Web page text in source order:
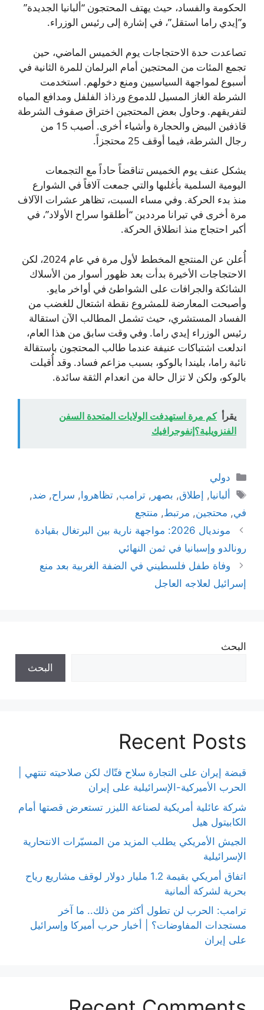
الحكومة والفساد، حيث يهتف المحتجون “ألبانيا الجديدة”
و”إيدي راما استقل”، في إشارة إلى رئيس الوزراء.
تصاعدت حدة الاحتجاجات يوم الخميس الماضي، حين
تجمع المئات من المحتجين أمام البرلمان للمرة الثانية في
أسبوع لمواجهة السياسيين ومنع دخولهم. استخدمت
الشرطة الغاز المسيل للدموع ورذاذ الفلفل ومدافع المياه
لتفريقهم. وحاول بعض المحتجين اختراق صفوف الشرطة
قاذفين البيض والحجارة وأشياء أخرى. أصيب 15 من
رجال الشرطة، فيما أوقف 25 محتجزاً.
يشكل عنف يوم الخميس تناقضاً حاداً مع التجمعات
اليومية السلمية بأغلبها والتي جمعت آلافاً في الشوارع
منذ بدء الحركة. وفي مساء السبت، تظاهر عشرات الآلاف
مرة أخرى في تيرانا مرددين “أطلقوا سراح الأولاد”، في
أكبر احتجاج منذ انطلاق الحركة.
أُعلن عن المنتجع المخطط لأول مرة في عام 2024، لكن
الاحتجاجات الأخيرة بدأت بعد ظهور أسوار من الأسلاك
الشائكة والجرافات على الشواطئ في أواخر مايو.
وأصبحت المعارضة للمشروع نقطة اشتعال للغضب من
الفساد المستشري، حيث تشمل المطالب الآن استقالة
رئيس الوزراء إيدي راما. وفي وقت سابق من هذا العام،
اندلعت اشتباكات عنيفة عندما طالب المحتجون باستقالة
نائبة راما، بليندا بالوكو، بسبب مزاعم فساد. وقد أُقيلت
بالوكو، ولكن لا تزال حالة من انعدام الثقة سائدة.
يقرأ كم مرة استهدفت الولايات المتحدة السفن
الفنزويلية؟إنفوجرافيك
التصنيفات
دولي
الوسوم
ألبانيا, إطلاق, بصهر ,ترامب,تظاهروا , سراح,ضد,
في, محتجين, مرتبط, منتجع
مونديال 2026: مواجهة نارية بين البرتغال بقيادة
رونالدو وإسبانيا في ثمن النهائي
وفاة طفل فلسطيني في الضفة الغربية بعد منع
إسرائيل لعلاجه العاجل
البحث
البحث
Recent Posts
قبضة إيران على التجارة سلاح فتّاك لكن صلاحيته تنتهي |
الحرب الأميركية-الإسرائيلية على إيران
شركة عائلية أمريكية لصناعة الليزر تستعرض قصتها أمام
الكابيتول هيل
الجيش الأمريكي يطلب المزيد من المسيّرات الانتحارية
الإسرائيلية
اتفاق أمريكي بقيمة 1.2 مليار دولار لوقف مشاريع رياح
بحرية لشركة ألمانية
ترامب: الحرب لن تطول أكثر من ذلك.. ما آخر
مستجدات المفاوضات؟ | أخبار حرب أميركا وإسرائيل
على إيران